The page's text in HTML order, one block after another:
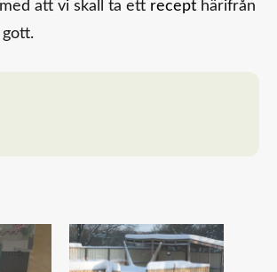
att vi skall ta ett recept härifrån
gott.